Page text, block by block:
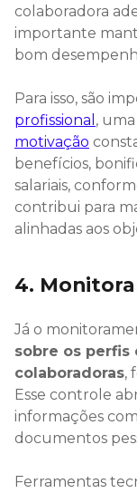
colaboradora
importante
bom
Para isso, são
profissional , uma
motivação
benefícios,
salariais,
contribui para
alinhadas aos
4.
Já o
sobre os perfis
colaboradoras,
Esse controle
informações
documentos
Ferramentas